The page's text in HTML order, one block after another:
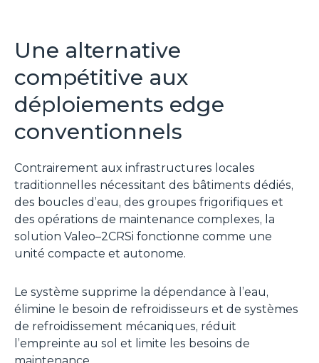
Une alternative
compétitive aux
déploiements edge
conventionnels
Contrairement aux infrastructures locales
traditionnelles nécessitant des bâtiments dédiés,
des boucles d’eau, des groupes frigorifiques et
des opérations de maintenance complexes, la
solution Valeo–2CRSi fonctionne comme une
unité compacte et autonome.
Le système supprime la dépendance à l’eau,
élimine le besoin de refroidisseurs et de systèmes
de refroidissement mécaniques, réduit
l’empreinte au sol et limite les besoins de